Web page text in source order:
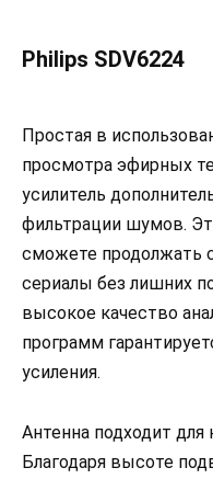
Philips SDV6224
Простая в
просмотра эфирных
усилитель
фильтрации шумов.
сможете
сериалы без лишних
высокое качество
программ
усиления.
Антенна подходит для
Благодаря высоте